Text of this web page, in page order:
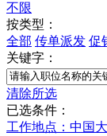
不限
按类型：
全部 传单派发 促
关键字：
清除所选
已选条件：
工作地点：中国